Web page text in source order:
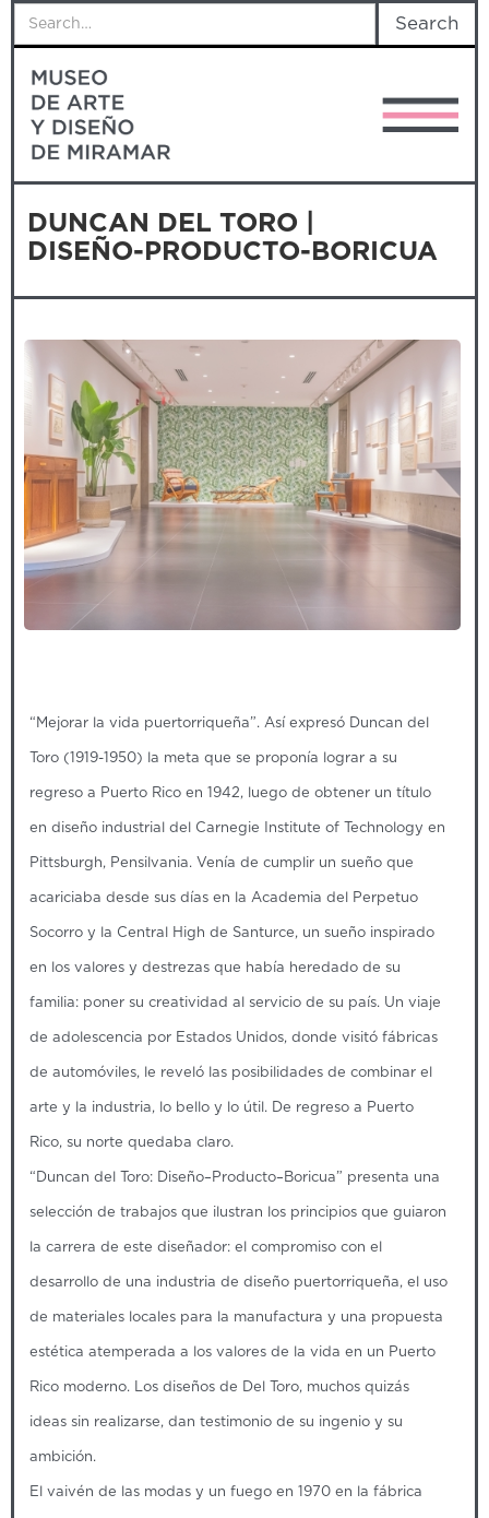
DUNCAN DEL TORO |
DISEÑO-PRODUCTO-BORICUA
“Mejorar la vida puertorriqueña”. Así expresó Duncan del
Toro (1919-1950) la meta que se proponía lograr a su
regreso a Puerto Rico en 1942, luego de obtener un título
en diseño industrial del Carnegie Institute of Technology en
Pittsburgh, Pensilvania. Venía de cumplir un sueño que
acariciaba desde sus días en la Academia del Perpetuo
Socorro y la Central High de Santurce, un sueño inspirado
en los valores y destrezas que había heredado de su
familia: poner su creatividad al servicio de su país. Un viaje
de adolescencia por Estados Unidos, donde visitó fábricas
de automóviles, le reveló las posibilidades de combinar el
arte y la industria, lo bello y lo útil. De regreso a Puerto
Rico, su norte quedaba claro.
“Duncan del Toro: Diseño–Producto–Boricua” presenta una
selección de trabajos que ilustran los principios que guiaron
la carrera de este diseñador: el compromiso con el
desarrollo de una industria de diseño puertorriqueña, el uso
de materiales locales para la manufactura y una propuesta
estética atemperada a los valores de la vida en un Puerto
Rico moderno. Los diseños de Del Toro, muchos quizás
ideas sin realizarse, dan testimonio de su ingenio y su
ambición.
El vaivén de las modas y un fuego en 1970 en la fábrica